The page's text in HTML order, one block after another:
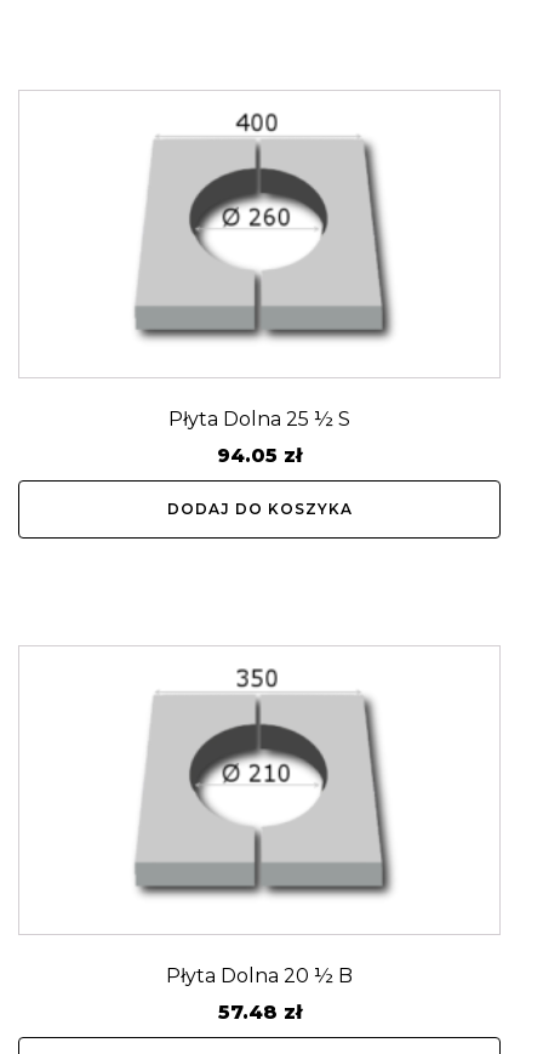
Płyta Dolna 25 ½ S
94.05 zł
DODAJ DO KOSZYKA
Płyta Dolna 20 ½ B
57.48 zł